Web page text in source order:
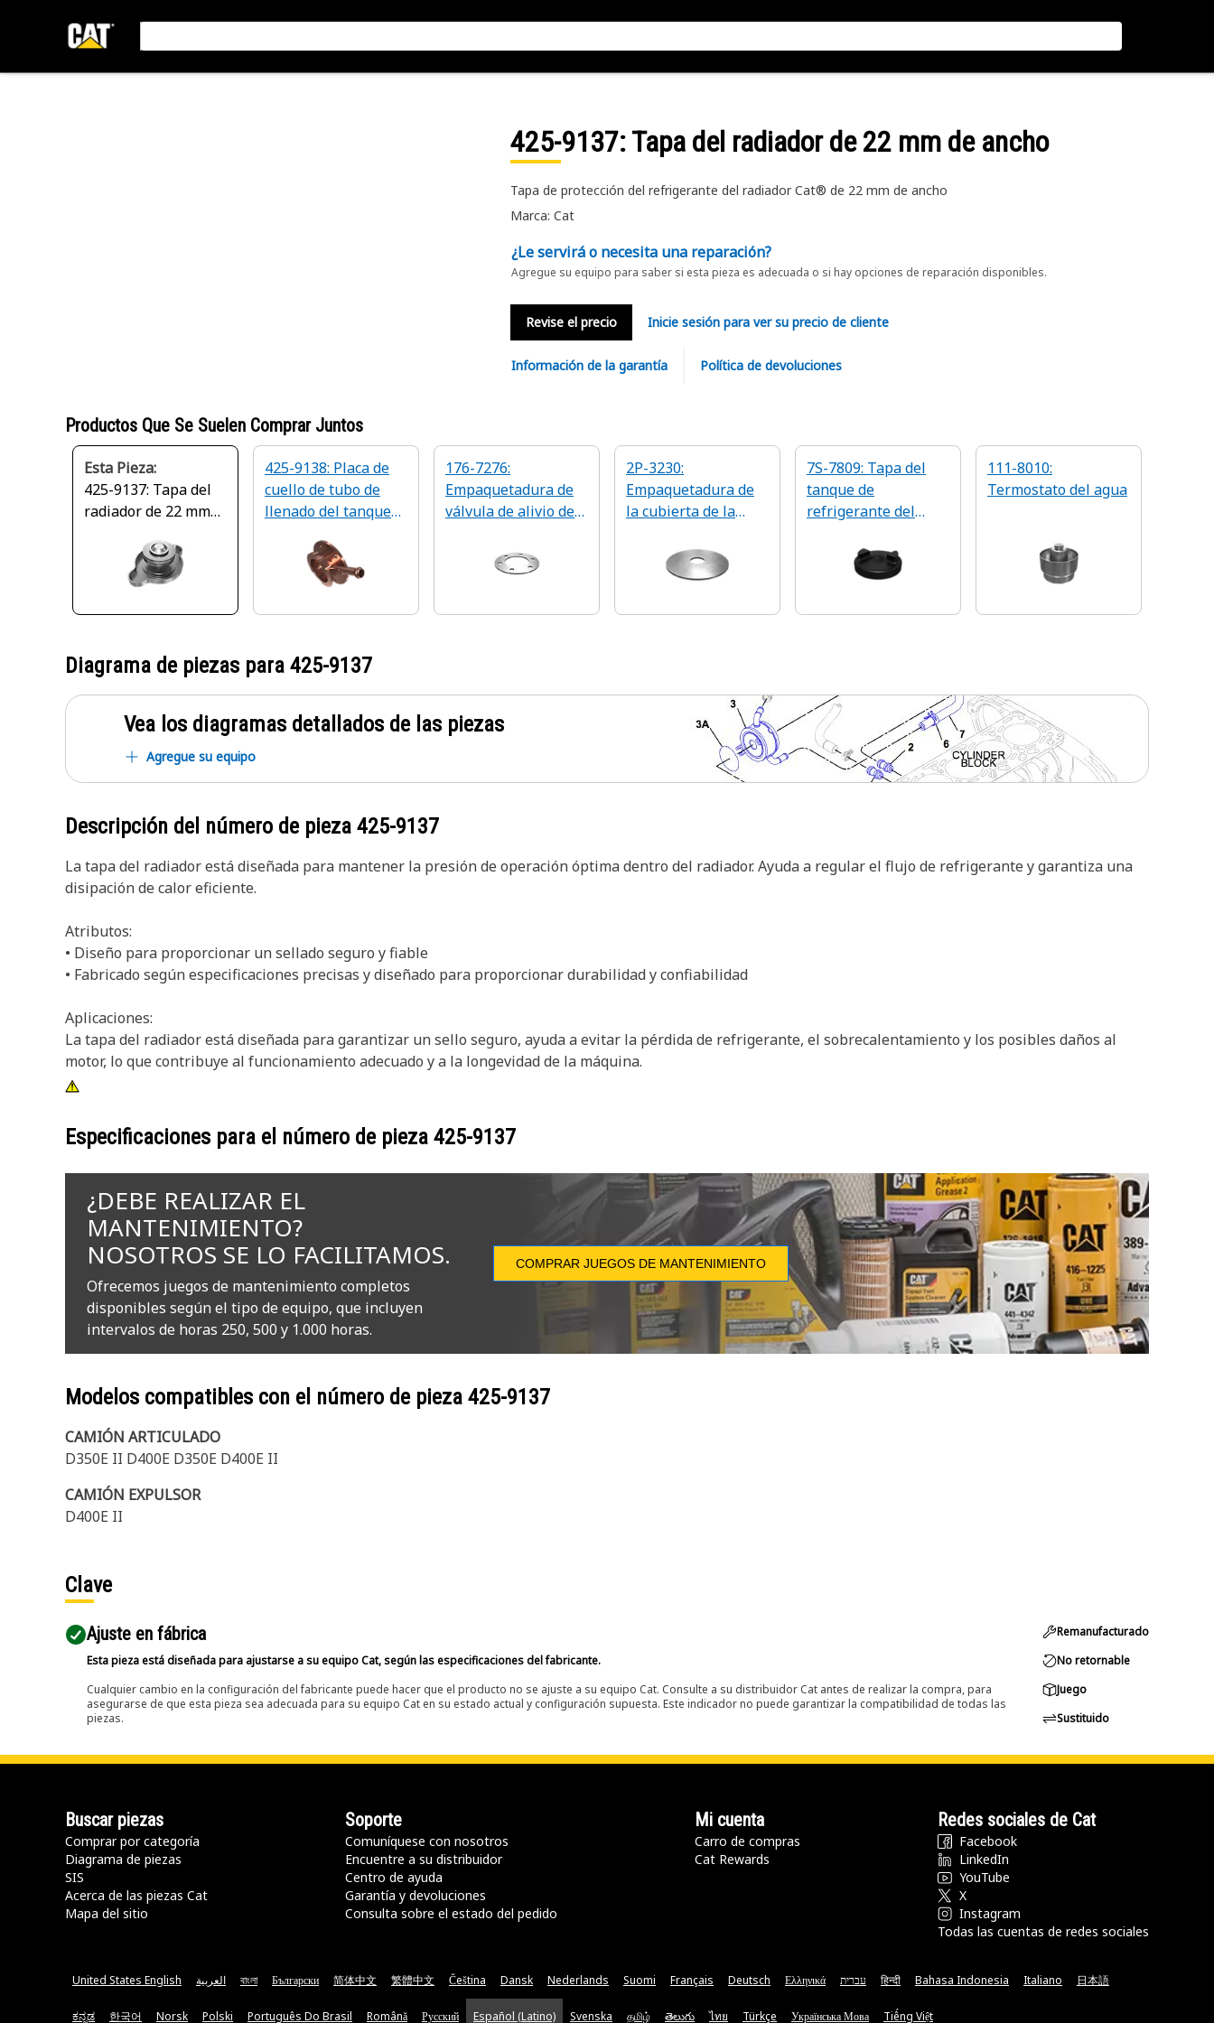
425-9137: Tapa del radiador de 22 mm de ancho
Tapa de protección del refrigerante del radiador Cat® de 22 mm de ancho
Marca: Cat
¿Le servirá o necesita una reparación?
Agregue su equipo para saber si esta pieza es adecuada o si hay opciones de reparación disponibles.
Revise el precio Inicie sesión para ver su precio de cliente
Información de la garantía Política de devoluciones
Productos Que Se Suelen Comprar Juntos
Esta Pieza:
425-9137: Tapa del
radiador de 22 mm
425-9138: Placa de
cuello de tubo de
llenado del tanque
22 mm de diámetro
interior
176-7276:
Empaquetadura de
válvula de alivio de
2P-3230:
Empaquetadura de
la cubierta de la
3 mm de grosor
7S-7809: Tapa del
tanque de
refrigerante del
111-8010:
Termostato del agua
Diagrama de piezas para 425-9137
Vea los diagramas detallados de las piezas
Agregue su equipo
Descripción del número de pieza 425-9137
La tapa del radiador está diseñada para mantener la presión de operación óptima dentro del radiador. Ayuda a regular el flujo de refrigerante y garantiza una
disipación de calor eficiente.
Atributos:
• Diseño para proporcionar un sellado seguro y fiable
• Fabricado según especificaciones precisas y diseñado para proporcionar durabilidad y confiabilidad
Aplicaciones:
La tapa del radiador está diseñada para garantizar un sello seguro, ayuda a evitar la pérdida de refrigerante, el sobrecalentamiento y los posibles daños al
motor, lo que contribuye al funcionamiento adecuado y a la longevidad de la máquina.
Especificaciones para el número de pieza 425-9137
¿DEBE REALIZAR EL
MANTENIMIENTO?
NOSOTROS SE LO FACILITAMOS.
Ofrecemos juegos de mantenimiento completos
disponibles según el tipo de equipo, que incluyen
intervalos de horas 250, 500 y 1.000 horas.
COMPRAR JUEGOS DE MANTENIMIENTO
Modelos compatibles con el número de pieza 425-9137
CAMIÓN ARTICULADO
D350E II D400E D350E D400E II
CAMIÓN EXPULSOR
D400E II
Clave
Ajuste en fábrica
Esta pieza está diseñada para ajustarse a su equipo Cat, según las especificaciones del fabricante.
Cualquier cambio en la configuración del fabricante puede hacer que el producto no se ajuste a su equipo Cat. Consulte a su distribuidor Cat antes de realizar la compra, para
asegurarse de que esta pieza sea adecuada para su equipo Cat en su estado actual y configuración supuesta. Este indicador no puede garantizar la compatibilidad de todas las
piezas.
Remanufacturado
No retornable
Juego
Sustituido
Buscar piezas
Comprar por categoría
Diagrama de piezas
SIS
Acerca de las piezas Cat
Mapa del sitio
Soporte
Comuníquese con nosotros
Encuentre a su distribuidor
Centro de ayuda
Garantía y devoluciones
Consulta sobre el estado del pedido
Mi cuenta
Carro de compras
Cat Rewards
Redes sociales de Cat
Facebook
LinkedIn
YouTube
X
Instagram
Todas las cuentas de redes sociales
United States English العربية বাংলা Български 简体中文 繁體中文 Čeština Dansk Nederlands Suomi Français Deutsch Ελληνικά עברית हिन्दी Bahasa Indonesia Italiano 日本語
ಕನ್ನಡ 한국어 Norsk Polski Português Do Brasil Română Русский Español (Latino) Svenska தமிழ் తెలుగు ไทย Türkçe Українська Мова Tiếng Việt